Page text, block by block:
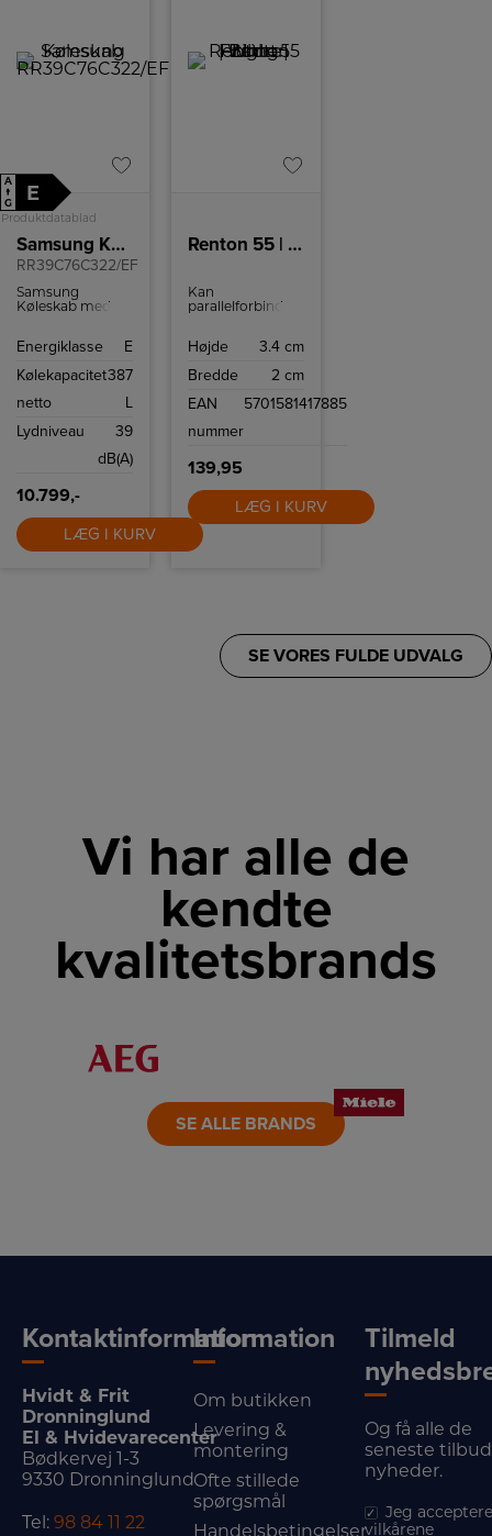
A
↑
G
E
Produktdatablad
Samsung Køleskab
RR39C76C322/EF
Samsung
Køleskab med
afrimningssystem
Energiklasse
E
Kølekapacitet
netto
387
L
Lydniveau
39
dB(A)
10.799,-
LÆG I KURV
Renton 55 | Batten Light Fitting | White
Kan
parallelforbindes
Tilslutningsledning
Kontakt på
forlænges ved at
skinner
Højde
3.4 cm
Bredde
2 cm
EAN
nummer
5701581417885
139,95
LÆG I KURV
SE VORES FULDE UDVALG
Vi har alle de
kendte
kvalitetsbrands
LINK
SE ALLE BRANDS
Kontaktinformation
Hvidt & Frit
Dronninglund
El & Hvidevarecenter
Bødkervej 1-3
9330 Dronninglund
Tel: 98 84 11 22
Information
Om butikken
Levering &
montering
Ofte stillede
spørgsmål
Handelsbetingelser
Tilmeld
Og få alle de
seneste
nyheder.
Jeg
vilkårene